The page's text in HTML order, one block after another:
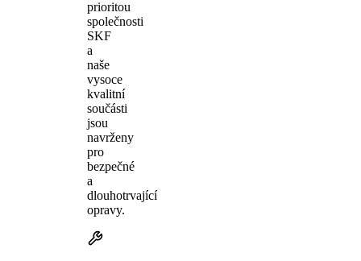
prioritou
společnosti
SKF
a
naše
vysoce
kvalitní
součásti
jsou
navrženy
pro
bezpečné
a
dlouhotrvající
opravy.